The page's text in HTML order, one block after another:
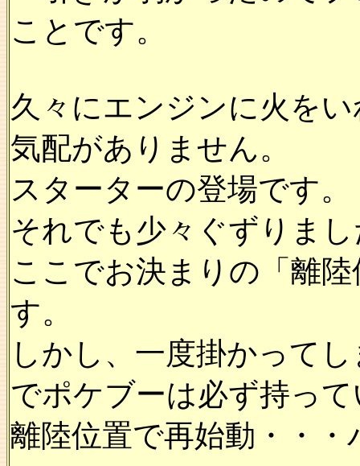
ことです。
久々にエンジンに火を
気配がありません。
スターターの登場です。
それでも少々ぐずりま
ここでお決まりの「離
す。
しかし、一度掛かって
でポケブーは必ず持っ
離陸位置で再始動・・